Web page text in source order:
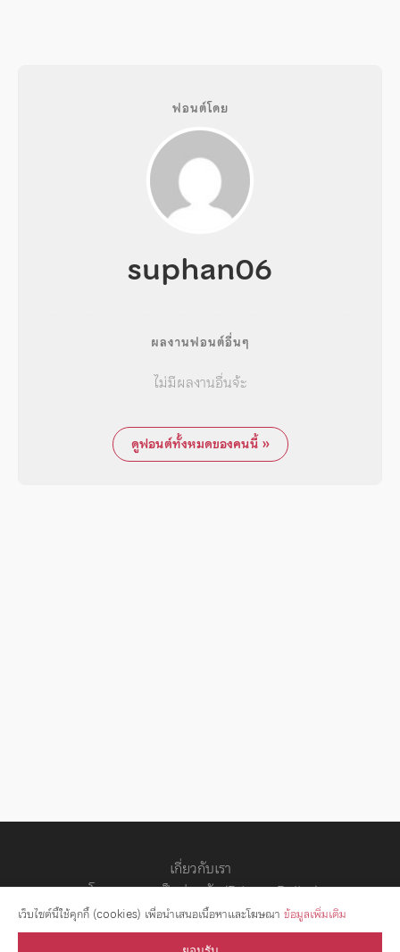
ฟอนต์โดย
suphan06
ผลงานฟอนต์อื่นๆ
ไม่มีผลงานอื่นจ้ะ
ดูฟอนต์ทั้งหมดของคนนี้ »
เกี่ยวกับเรา
นโยบายความเป็นส่วนตัว (Privacy Policy)
สัญญาอนุญาต
เว็บไซต์นี้ใช้คุกกี้ (cookies) เพื่อนำเสนอเนื้อหาและโฆษณา ข้อมูลเพิ่มเติม